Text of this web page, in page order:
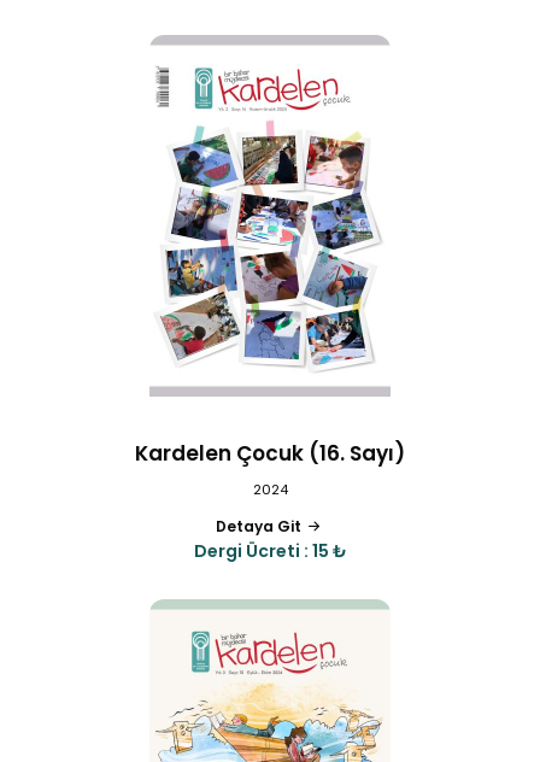
Kardelen Çocuk (16. Sayı)
2024
Detaya Git
Dergi Ücreti : 15 ₺